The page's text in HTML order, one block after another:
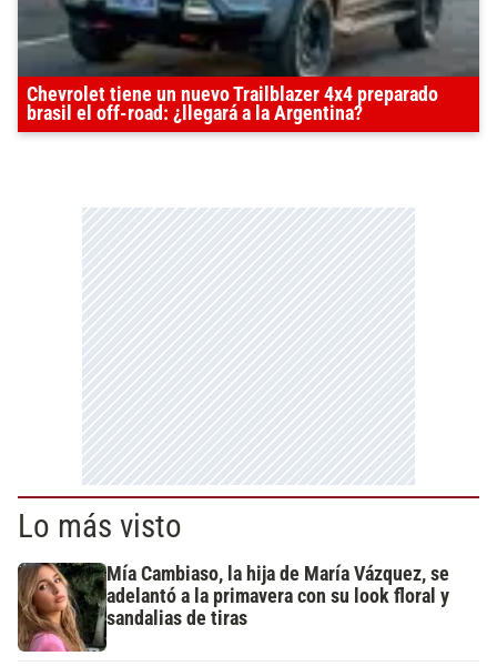
Chevrolet tiene un nuevo Trailblazer 4x4 preparado
brasil el off-road: ¿llegará a la Argentina?
Lo más visto
Mía Cambiaso, la hija de María Vázquez, se
adelantó a la primavera con su look floral y
sandalias de tiras